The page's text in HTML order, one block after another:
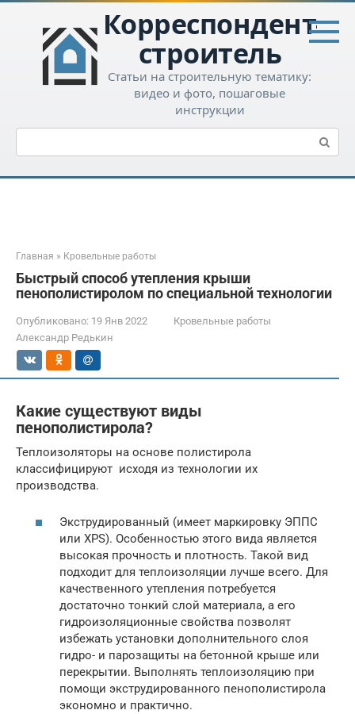
Перейти
контенту
Корреспондент-
строитель
Статьи на строительную тематику:
видео и фото, пошаговые
инструкции
Поиск:
Главная » Кровельные работы
Быстрый способ утепления крыши
пенополистиролом по специальной технологии
Опубликовано: 19 Янв 2022
Кровельные работы
Александр Редькин
Какие существуют виды
пенополистирола?
Теплоизоляторы на основе полистирола
классифицируют исходя из технологии их
производства.
Экструдированный (имеет маркировку ЭППС
или XPS). Особенностью этого вида является
высокая прочность и плотность. Такой вид
подходит для теплоизоляции лучше всего. Для
качественного утепления потребуется
достаточно тонкий слой материала, а его
гидроизоляционные свойства позволят
избежать установки дополнительного слоя
гидро- и парозащиты на бетонной крыше или
перекрытии. Выполнять теплоизоляцию при
помощи экструдированного пенополистирола
экономно и практично.